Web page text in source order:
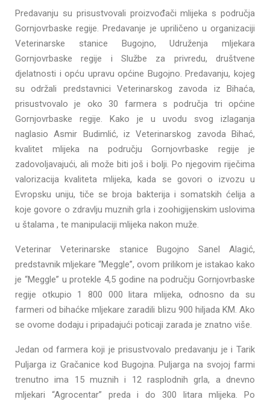
Predavanju su prisustvovali proizvođači mlijeka s područja
Gornjovrbaske regije. Predavanje je upriličeno u organizaciji
Veterinarske stanice Bugojno, Udruženja mljekara
Gornjovrbaske regije i Službe za privredu, društvene
djelatnosti i opću upravu općine Bugojno. Predavanju, kojeg
su održali predstavnici Veterinarskog zavoda iz Bihaća,
prisustvovalo je oko 30 farmera s područja tri općine
Gornjovrbaske regije. Kako je u uvodu svog izlaganja
naglasio Asmir Budimlić, iz Veterinarskog zavoda Bihać,
kvalitet mlijeka na području Gornjovrbaske regije je
zadovoljavajući, ali može biti još i bolji. Po njegovim riječima
valorizacija kvaliteta mlijeka, kada se govori o izvozu u
Evropsku uniju, tiče se broja bakterija i somatskih ćelija a
koje govore o zdravlju muznih grla i zoohigijenskim uslovima
u štalama , te manipulaciji mlijeka nakon muže.
Veterinar Veterinarske stanice Bugojno Sanel Alagić,
predstavnik mljekare “Meggle”, ovom prilikom je istakao kako
je “Meggle” u protekle 4,5 godine na području Gornjovrbaske
regije otkupio 1 800 000 litara mlijeka, odnosno da su
farmeri od bihaćke mljekare zaradili blizu 900 hiljada KM. Ako
se ovome dodaju i pripadajući poticaji zarada je znatno više.
Jedan od farmera koji je prisustvovalo predavanju je i Tarik
Puljarga iz Gračanice kod Bugojna. Puljarga na svojoj farmi
trenutno ima 15 muznih i 12 rasplodnih grla, a dnevno
mljekari “Agrocentar” preda i do 300 litara mlijeka. Po